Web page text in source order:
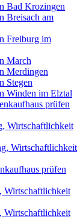
Bad Krozingen
Breisach am
Freiburg im
March
Merdingen
Stegen
Winden im Elztal
prüfen
Wirtschaftlichkeit
Wirtschaftlichkeit
prüfen
Wirtschaftlichkeit
Wirtschaftlichkeit